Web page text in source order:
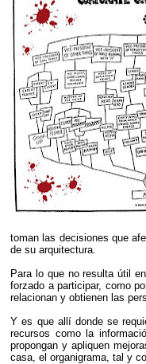
toman las decisiones que
de su arquitectura.
Para lo que no resulta útil
forzado a participar, como
relacionan y obtienen las
Y es que allí donde se
recursos como la
propongan y apliquen
casa, el organigrama, tal y